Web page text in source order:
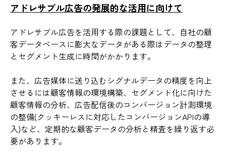
アドレサブル広告の発展的な活用に向けて
アドレサブル広告を活用する際の課題として、自社の顧
客データベースに膨大なデータがある際はデータの整理
とセグメント生成に時間がかかります。
また、広告媒体に送り込むシグナルデータの精度を向上
させるには顧客情報の環境構築、セグメント化に向けた
顧客情報の分析、広告配信後のコンバージョン計測環境
の整備(クッキーレスに対応したコンバージョンAPIの導
入)など、定期的な顧客データの分析と精査を繰り返す必
要があります。